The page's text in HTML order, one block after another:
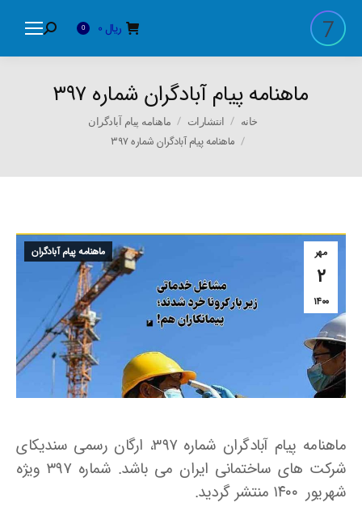
ریال 0
Search:
ماهنامه پیام آبادگران شماره ۳۹۷
خانه انتشارات ماهنامه پیام آبادگران
ماهنامه پیام آبادگران شماره ۳۹۷
مهر
۲
۱۴۰۰
ماهنامه پیام آبادگران
ماهنامه پیام آبادگران شماره ۳۹۷، ارگان رسمی سندیکای
شرکت های ساختمانی ایران می باشد. شماره ۳۹۷ ویژه
شهریور ۱۴۰۰ منتشر گردید.